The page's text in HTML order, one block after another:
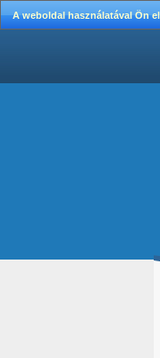
A weboldal használatával Ön